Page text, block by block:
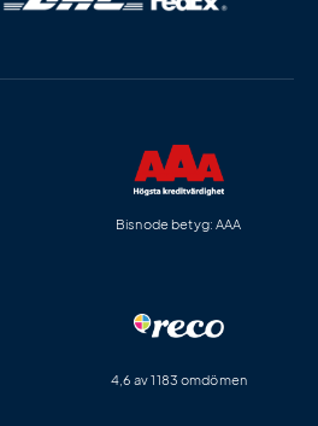
Bisnode betyg: AAA
4,6 av 1183 omdömen